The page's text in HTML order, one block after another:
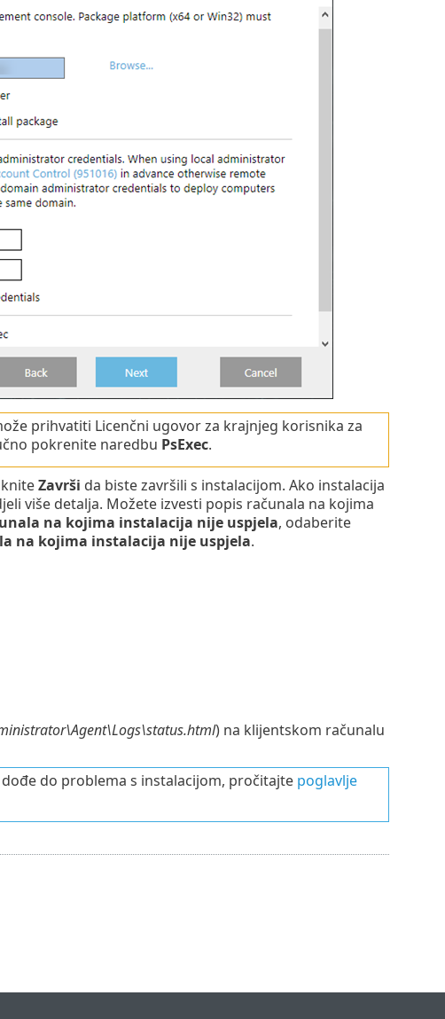
prihvatiti Licenčni ugovor za krajnjeg korisnika za
pokrenite naredbu PsExec.
Završi da biste završili s instalacijom. Ako instalacija
više detalja. Možete izvesti popis računala na kojima
na kojima instalacija nije uspjela, odaberite
na kojima instalacija nije uspjela.
) na klijentskom računalu
do problema s instalacijom, pročitajte poglavlje